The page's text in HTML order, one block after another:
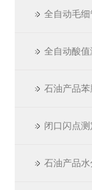
全自动毛
全自动酸值
石油产品
闭口闪点测
石油产品